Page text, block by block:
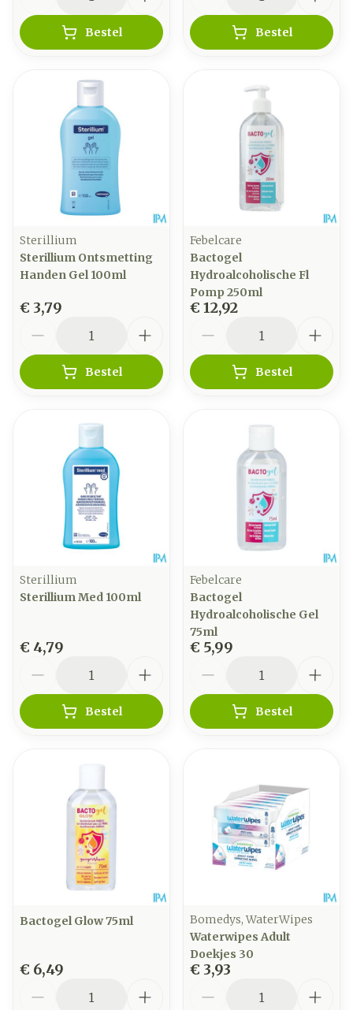
Bestel Bestel
Sterillium
Sterillium Ontsmetting
Handen Gel 100ml
€ 3,79
Bestel
Febelcare
Bactogel
Hydroalcoholische Fl
Pomp 250ml
€ 12,92
Bestel
Sterillium
Sterillium Med 100ml
€ 4,79
Bestel
Febelcare
Bactogel
Hydroalcoholische Gel
75ml
€ 5,99
Bestel
Bactogel Glow 75ml
€ 6,49
Bomedys, WaterWipes
Waterwipes Adult
Doekjes 30
€ 3,93